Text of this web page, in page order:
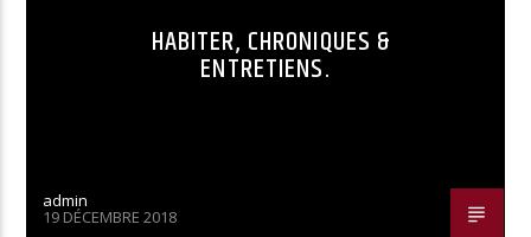
HABITER, CHRONIQUES &
ENTRETIENS.
admin
19 DÉCEMBRE 2018